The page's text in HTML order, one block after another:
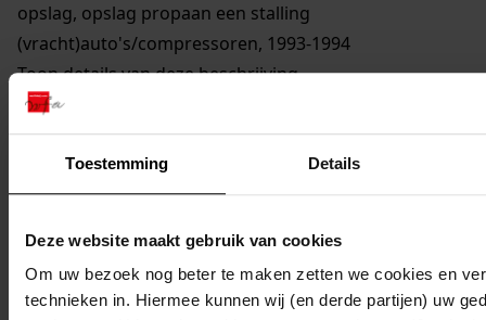
Toestemming Details
Deze website maakt gebruik van cookies
Om uw bezoek nog beter te maken zetten we cookies en
technieken in. Hiermee kunnen wij (en derde partijen) uw
opslag, opslag propaan een stalling
(vracht)auto's/compressoren, 1993-1994
Toon details van deze beschrijving
2149Oprichten en in werking hebben van een
bouwkundig aannemingsbedrijf, kantoren, materieel
opslag, opslag propaan en stalling
(vracht)auto's/compressoren e.d., 1993-1994
Oprichten en in werking hebben van
akkerbouwbedrijf en veehouderijbedrijf, 1995